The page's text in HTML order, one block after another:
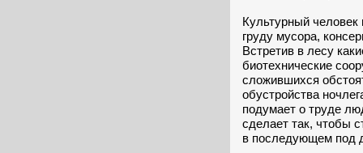
Культурный человек
груду мусора,
Встретив в лесу
биотехнические
сложившихся
обустройства
подумает о труде
сделает так, чтобы
в последующем под